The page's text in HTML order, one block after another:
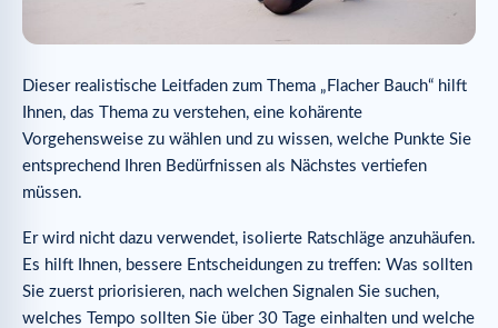
Dieser realistische Leitfaden zum Thema „Flacher Bauch“ hilft
Ihnen, das Thema zu verstehen, eine kohärente
Vorgehensweise zu wählen und zu wissen, welche Punkte Sie
entsprechend Ihren Bedürfnissen als Nächstes vertiefen
müssen.
Er wird nicht dazu verwendet, isolierte Ratschläge anzuhäufen.
Es hilft Ihnen, bessere Entscheidungen zu treffen: Was sollten
Sie zuerst priorisieren, nach welchen Signalen Sie suchen,
welches Tempo sollten Sie über 30 Tage einhalten und welche